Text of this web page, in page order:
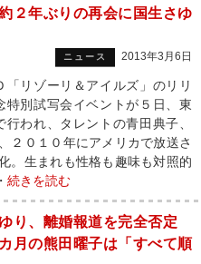
２年ぶりの再会に国生さゆ
ニュース 2013年3月6日
リゾーリ＆アイルズ」のリリ
特別試写会イベントが５日、東
行われ、タレントの青田典子、
０１０年にアメリカで放送さ
。生まれも性格も趣味も対照的
続きを読む
り、離婚報道を完全否定
月の熊田曜子は「すべて順